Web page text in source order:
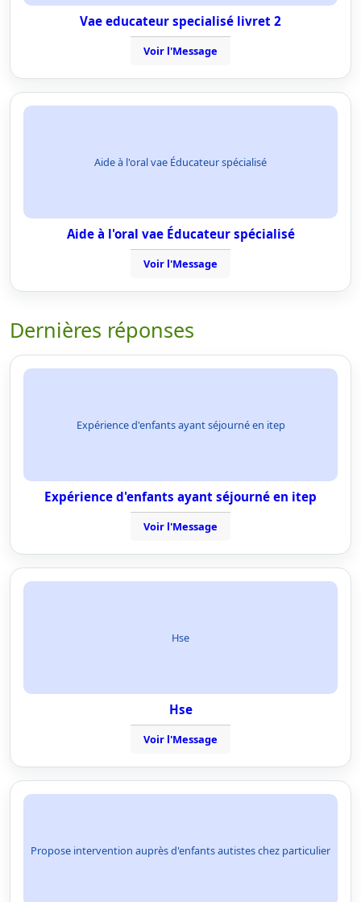
Vae educateur specialisé livret 2
Voir l'Message
Aide à l'oral vae Éducateur spécialisé
Aide à l'oral vae Éducateur spécialisé
Voir l'Message
Dernières réponses
Expérience d'enfants ayant séjourné en itep
Expérience d'enfants ayant séjourné en itep
Voir l'Message
Hse
Hse
Voir l'Message
Propose intervention auprès d'enfants autistes chez particulier